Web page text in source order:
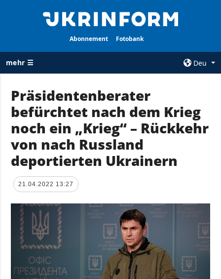
Abonnement Fotobank
mehr ☰
Deu
ALLE
RUBRIKEN
Krieg
Wiederaufbau
der Ukraine
Politik
Wirtschaft
Militär
Gesellschaft und
Kultur
Kriminalität
AGENTUR
Über uns
Kontakte
services
personenbezogener
Daten
Präsidentenberater
befürchtet nach dem Krieg
noch ein „Krieg“ – Rückkehr
von nach Russland
deportierten Ukrainern
21.04.2022 13:27